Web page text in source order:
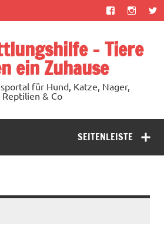
– Tiere
ein Zuhause
für Hund, Katze, Nager,
Reptilien & Co
SEITENLEISTE